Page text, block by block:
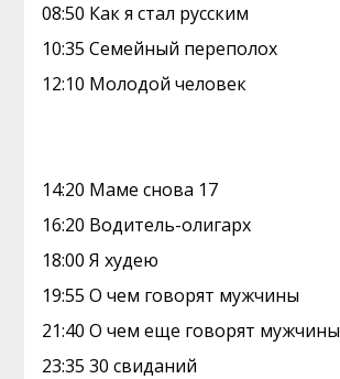
08:50 Как я стал русским
10:35 Семейный переполох
12:10 Молодой человек
14:20 Маме снова 17
16:20 Водитель-олигарх
18:00 Я худею
19:55 О чем говорят мужчины
21:40 О чем еще говорят мужчины
23:35 30 свиданий